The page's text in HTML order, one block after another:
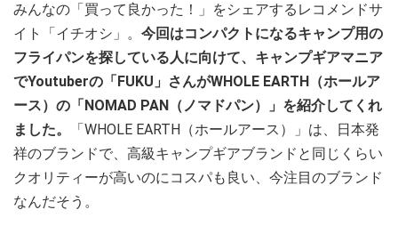
みんなの「買って良かった！」をシェアするレコメンドサ
イト「イチオシ」。 今回はコンパクトになるキャンプ用の
フライパンを探している人に向けて、キャンプギアマニア
でYoutuberの「FUKU」さんがWHOLE EARTH（ホールア
ース）の「NOMAD PAN（ノマドパン）」を紹介してくれ
ました。
「WHOLE EARTH（ホールアース）」は、日本発
祥のブランドで、高級キャンプギアブランドと同じくらい
クオリティーが高いのにコスパも良い、今注目のブランド
なんだそう。